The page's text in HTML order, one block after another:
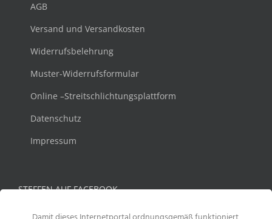
AGB
Versand und Versandkosten
Widerrufsbelehrung
Muster-Widerrufsformular
Online –Streitschlichtungsplattform
Datenschutz
Impressum
STEFFEN AUF FACEBOOK